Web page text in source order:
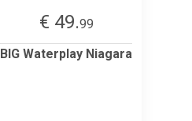
€ 49.99
BIG Waterplay Niagara